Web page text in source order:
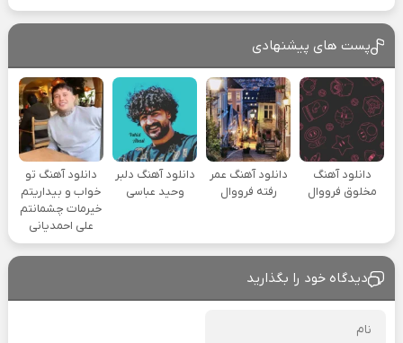
پست های پیشنهادی
دانلود آهنگ
مخلوق فرووال
دانلود آهنگ عمر
رفته فرووال
دانلود آهنگ دلبر
وحید عباسی
دانلود آهنگ تو
خواب و بیداریتم
خیرمات چشمانتم
علی احمدیانی
دیدگاه خود را بگذارید